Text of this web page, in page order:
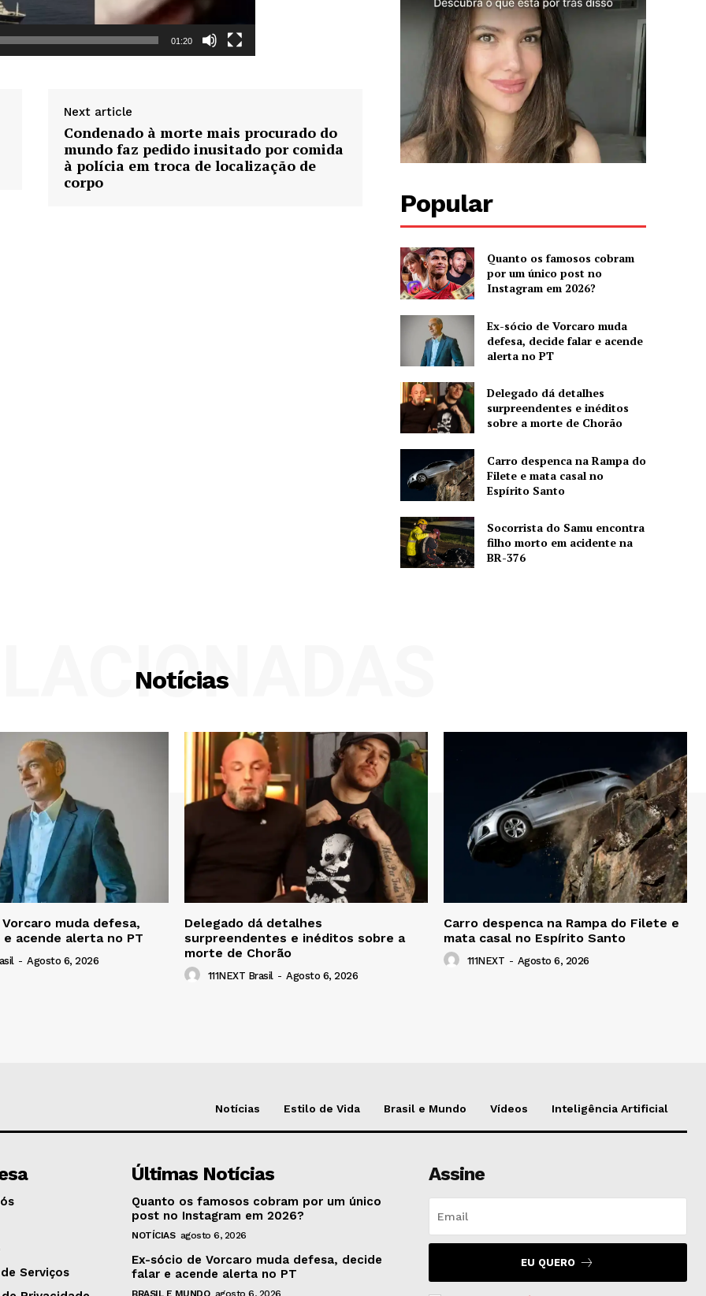
PRO
Company
Contato
Termos de Serviços
01:20
Next article
Condenado à morte mais procurado do
mundo faz pedido inusitado por comida
à polícia em troca de localização de
corpo
Popular
Quanto os famosos cobram
por um único post no
Instagram em 2026?
Ex-sócio de Vorcaro muda
defesa, decide falar e acende
alerta no PT
Delegado dá detalhes
surpreendentes e inéditos
sobre a morte de Chorão
Carro despenca na Rampa do
Filete e mata casal no
Espírito Santo
Socorrista do Samu encontra
filho morto em acidente na
BR-376
Notícias
muda defesa,
acende alerta no PT
- Agosto 6, 2026
Delegado dá detalhes
surpreendentes e inéditos sobre a
morte de Chorão
111NEXT Brasil - Agosto 6, 2026
Carro despenca na Rampa do Filete e
mata casal no Espírito Santo
111NEXT - Agosto 6, 2026
Notícias Estilo de Vida Brasil e Mundo Vídeos Inteligência Artificial
Serviços
Últimas Notícias
Quanto os famosos cobram por um único
post no Instagram em 2026?
NOTÍCIAS agosto 6, 2026
Ex-sócio de Vorcaro muda defesa, decide
falar e acende alerta no PT
BRASIL E MUNDO agosto 6, 2026
Assine
EU QUERO